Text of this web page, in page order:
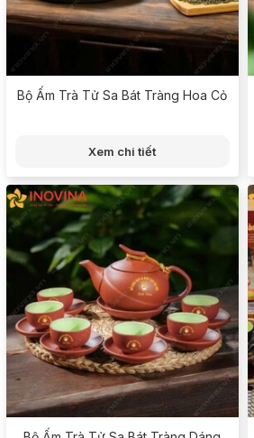
Bộ Ấm Trà Tử Sa Bát Tràng Hoa Cỏ
Xem chi tiết